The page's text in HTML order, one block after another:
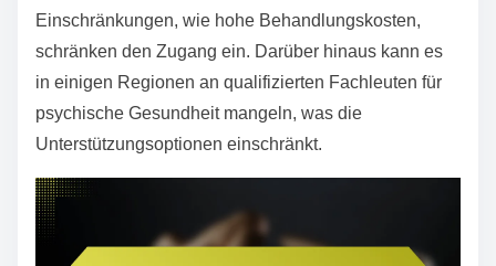
Einschränkungen, wie hohe Behandlungskosten,
schränken den Zugang ein. Darüber hinaus kann es
in einigen Regionen an qualifizierten Fachleuten für
psychische Gesundheit mangeln, was die
Unterstützungsoptionen einschränkt.